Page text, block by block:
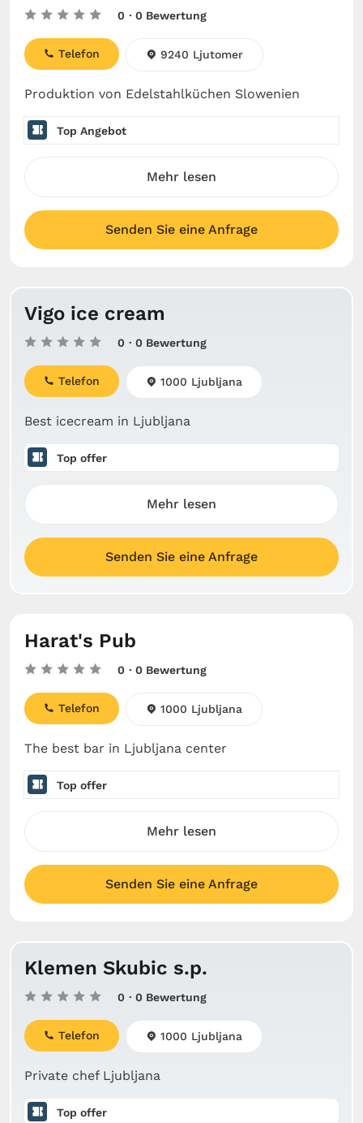
0 · 0 Bewertung
Produktion von Edelstahlküchen Slowenien
Telefon 9240 Ljutomer
Top Angebot
Mehr lesen
Senden Sie eine Anfrage
Vigo ice cream
0 · 0 Bewertung
Best icecream in Ljubljana
Telefon 1000 Ljubljana
Top offer
Mehr lesen
Senden Sie eine Anfrage
Harat's Pub
0 · 0 Bewertung
The best bar in Ljubljana center
Telefon 1000 Ljubljana
Top offer
Mehr lesen
Senden Sie eine Anfrage
Klemen Skubic s.p.
0 · 0 Bewertung
Private chef Ljubljana
Telefon 1000 Ljubljana
Top offer